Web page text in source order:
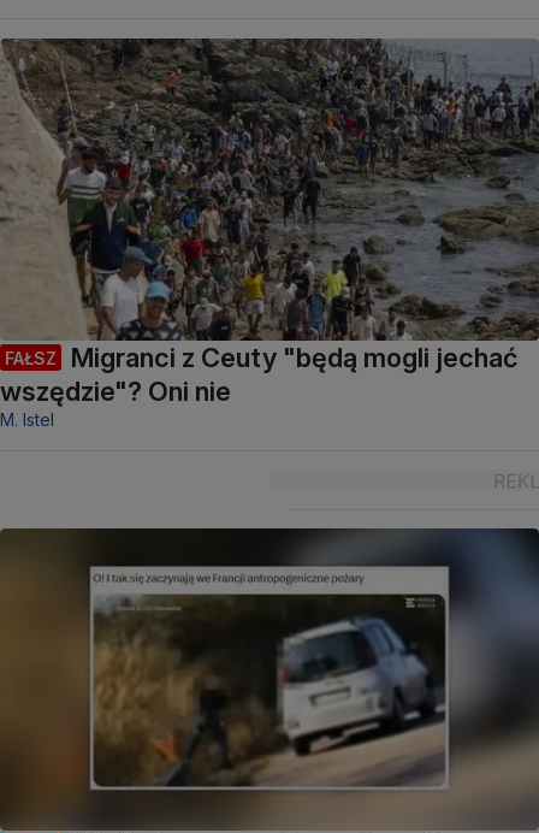
FAŁSZ
Migranci z Ceuty "będą mogli jechać
wszędzie"? Oni nie
M. Istel